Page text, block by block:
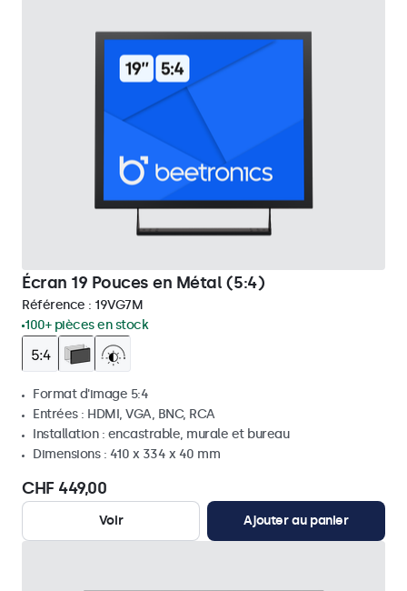
Écran 19 Pouces en Métal (5:4)
Référence : 19VG7M
100+ pièces en stock
Format d'image 5:4
Entrées : HDMI, VGA, BNC, RCA
Installation : encastrable, murale et bureau
Dimensions : 410 x 334 x 40 mm
CHF 449,00
Voir Ajouter au panier